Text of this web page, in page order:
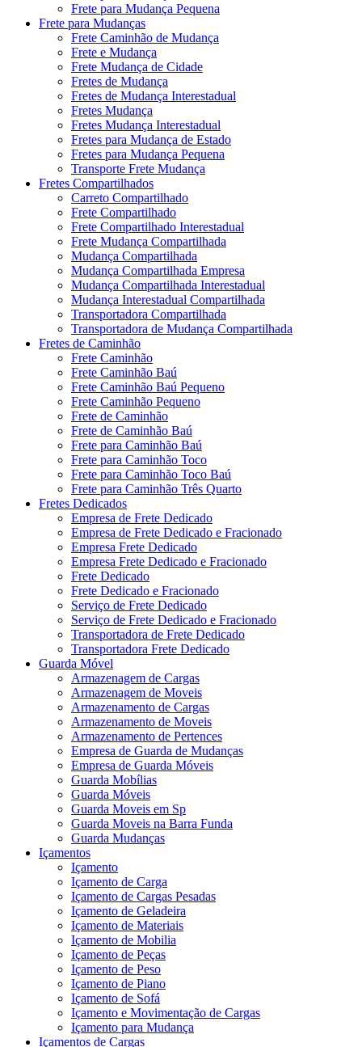
Frete para Mudança Pequena
Frete para Mudanças
Frete Caminhão de Mudança
Frete e Mudança
Frete Mudança de Cidade
Fretes de Mudança
Fretes de Mudança Interestadual
Fretes Mudança
Fretes Mudança Interestadual
Fretes para Mudança de Estado
Fretes para Mudança Pequena
Transporte Frete Mudança
Fretes Compartilhados
Carreto Compartilhado
Frete Compartilhado
Frete Compartilhado Interestadual
Frete Mudança Compartilhada
Mudança Compartilhada
Mudança Compartilhada Empresa
Mudança Compartilhada Interestadual
Mudança Interestadual Compartilhada
Transportadora Compartilhada
Transportadora de Mudança Compartilhada
Fretes de Caminhão
Frete Caminhão
Frete Caminhão Baú
Frete Caminhão Baú Pequeno
Frete Caminhão Pequeno
Frete de Caminhão
Frete de Caminhão Baú
Frete para Caminhão Baú
Frete para Caminhão Toco
Frete para Caminhão Toco Baú
Frete para Caminhão Três Quarto
Fretes Dedicados
Empresa de Frete Dedicado
Empresa de Frete Dedicado e Fracionado
Empresa Frete Dedicado
Empresa Frete Dedicado e Fracionado
Frete Dedicado
Frete Dedicado e Fracionado
Serviço de Frete Dedicado
Serviço de Frete Dedicado e Fracionado
Transportadora de Frete Dedicado
Transportadora Frete Dedicado
Guarda Móvel
Armazenagem de Cargas
Armazenagem de Moveis
Armazenamento de Cargas
Armazenamento de Moveis
Armazenamento de Pertences
Empresa de Guarda de Mudanças
Empresa de Guarda Móveis
Guarda Mobílias
Guarda Móveis
Guarda Moveis em Sp
Guarda Moveis na Barra Funda
Guarda Mudanças
Içamentos
Içamento
Içamento de Carga
Içamento de Cargas Pesadas
Içamento de Geladeira
Içamento de Materiais
Içamento de Mobilia
Içamento de Peças
Içamento de Peso
Içamento de Piano
Içamento de Sofá
Içamento e Movimentação de Cargas
Içamento para Mudança
Içamentos de Cargas